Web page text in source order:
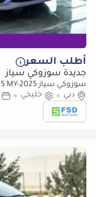
أطلب السعر
جديدة سوزوكي سياز
سوزوكي سياز Suzuki Ciaz GLX AT G25 MY-2025
دبي
خليجي